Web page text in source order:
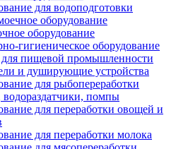
для водоподготовки
оборудование
оборудование
гигиеническое оборудование
пищевой промышленности
и душирующие устройства
для рыбопереработки
помпы
для переработки овощей и
для переработки молока